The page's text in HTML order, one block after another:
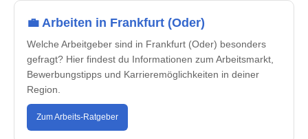
💼 Arbeiten in Frankfurt (Oder)
Welche Arbeitgeber sind in Frankfurt (Oder) besonders
gefragt? Hier findest du Informationen zum Arbeitsmarkt,
Bewerbungstipps und Karrieremöglichkeiten in deiner
Region.
Zum Arbeits-Ratgeber